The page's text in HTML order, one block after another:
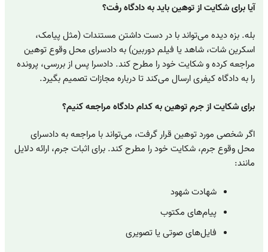
آیا برای شکایت از توهین باید به دادگاه رفت؟
بله. بزه دیده می‌تواند با در دست داشتن مستندات (مثل پیامک،
اسکرین شات، شاهد یا فیلم دوربین) به دادسرای محل وقوع توهین
مراجعه کرده و شکایت خود را مطرح کند. دادسرا پس از بررسی، پرونده
را به دادگاه کیفری ارسال می‌کند تا درباره مجازات تصمیم بگیرد.
برای شکایت از جرم توهین به کدام دادگاه مراجعه کنیم؟
اگر شخصی مورد توهین قرار گرفت، می‌تواند با مراجعه به دادسرای
محل وقوع جرم، شکایت خود را مطرح کند. برای اثبات جرم، ارائه دلایل
مانند:
شهادت شهود
پیام‌های مکتوب
فایل‌های صوتی یا تصویری